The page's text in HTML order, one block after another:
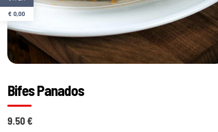
Bifes Panados
9.50 €
€ 0,00